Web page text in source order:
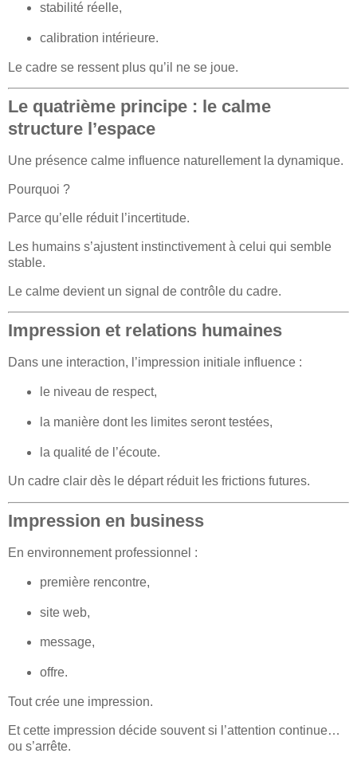
stabilité réelle,
calibration intérieure.
Le cadre se ressent plus qu’il ne se joue.
Le quatrième principe : le calme
structure l’espace
Une présence calme influence naturellement la dynamique.
Pourquoi ?
Parce qu’elle réduit l’incertitude.
Les humains s’ajustent instinctivement à celui qui semble
stable.
Le calme devient un signal de contrôle du cadre.
Impression et relations humaines
Dans une interaction, l’impression initiale influence :
le niveau de respect,
la manière dont les limites seront testées,
la qualité de l’écoute.
Un cadre clair dès le départ réduit les frictions futures.
Impression en business
En environnement professionnel :
première rencontre,
site web,
message,
offre.
Tout crée une impression.
Et cette impression décide souvent si l’attention continue…
ou s’arrête.